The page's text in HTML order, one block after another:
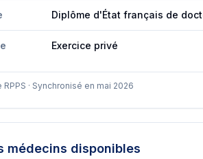
Diplôme d'État français de
Exercice privé
RPPS · Synchronisé en mai 2026
médecins disponibles